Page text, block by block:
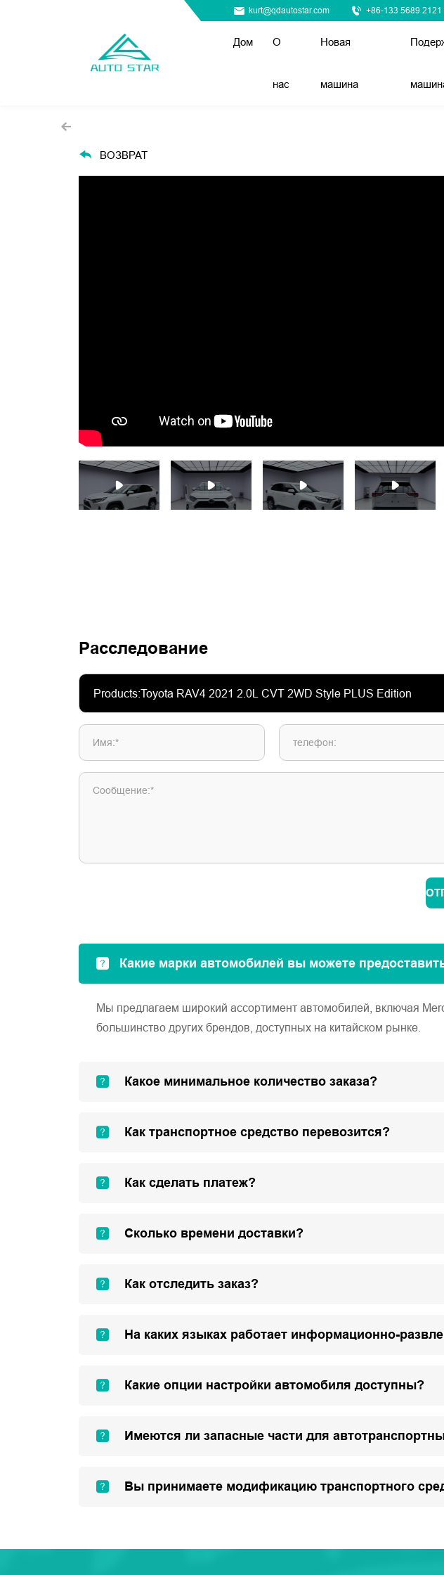
kurt@qdautostar.com +86-133 5689 2121
Дом О
нас
Новая
машина
ВОЗВРАТ
Расследование
Имя:* телефон:
Сообщение:*
Какие марки автомобилей вы можете
Мы предлагаем широкий ассортимент автомобилей, включая
большинство других брендов, доступных на китайском рынке.
Какое минимальное количество заказа?
Как транспортное средство перевозится?
Как сделать платеж?
Сколько времени доставки?
Как отследить заказ?
На каких языках работает информационно-
Какие опции настройки автомобиля доступны?
Имеются ли запасные части для
Вы принимаете модификацию транспортного